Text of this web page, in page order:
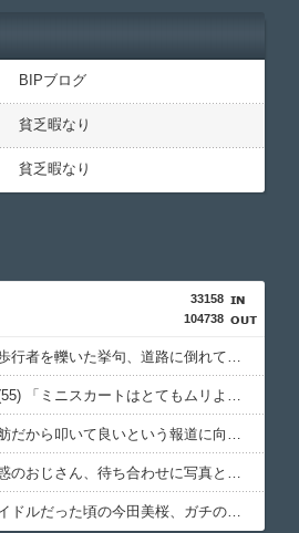
BIPブログ
貧乏暇なり
貧乏暇なり
33158
104738
【悲報】女さん、歩行者を轢いた挙句、道路に倒れてどえらいことになってしまうw w w w w w w
【画像】森高千里(55) 「ミニスカートはとてもムリよ若い子には負けるわ」←ワイらにはブッ刺さりまくってしまうw w w w w w
【衝撃】蓮舫「蓮舫だから叩いて良いという報道に向き合います！」X民「高市だから叩いて良いをやってるのがお前だろ」←これ…w w
【悲報】パパ活疑惑のおじさん、待ち合わせに写真と違う女が来たので逃げようとするも眼鏡を奪われ可哀想なことになっているところを激写されてしまう…
【動画】御当地アイドルだった頃の今田美桜、ガチのマジで可愛くてワイらをびびらせまくってしまうw w w w w w w w